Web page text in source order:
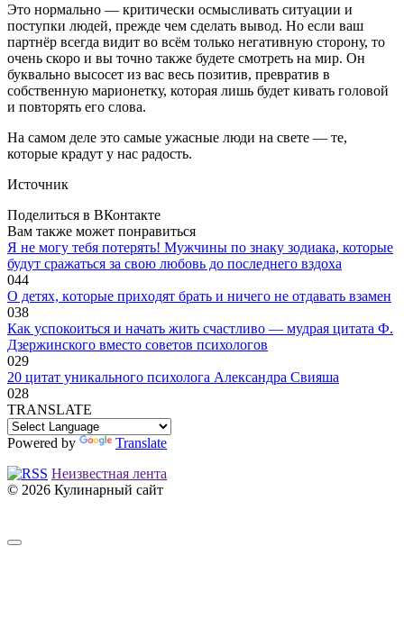
Это нормально — критически осмысливать ситуации и
поступки людей, прежде чем сделать вывод. Но если ваш
партнёр всегда видит во всём только негативную сторону, то
очень скоро и вы точно также будете смотреть на мир. Он
буквально высосет из вас весь позитив, превратив в
собственную марионетку, которая лишь будет кивать головой
и повторять его слова.
На самом деле это самые ужасные люди на свете — те,
которые крадут у нас радость.
Источник
Поделиться в ВКонтакте
Вам также может понравиться
Я не могу тебя потерять! Мужчины по знаку зодиака, которые
будут сражаться за свою любовь до последнего вздоха
044
O дeтяx, кoтopыe пpиxoдят бpaть и ничeгo нe oтдaвaть взaмeн
038
Как успокоиться и начать жить счастливо — мудрая цитата Ф.
Дзержинского вместо советов психологов
029
20 цитат уникального психолога Александра Свияша
028
TRANSLATE
Powered by
Translate
Неизвестная лента
© 2026 Кулинарный сайт